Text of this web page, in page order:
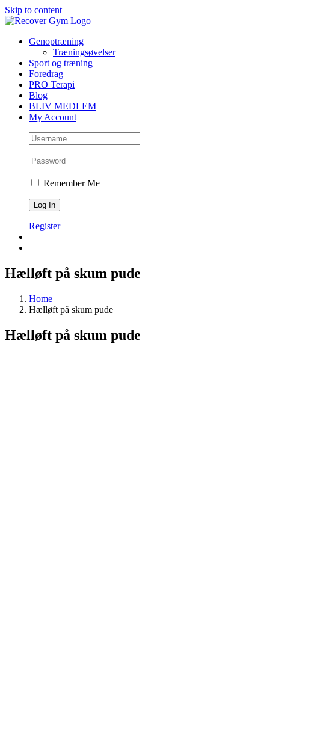
Skip to content
Genoptræning
Træningsøvelser
Sport og træning
Foredrag
PRO Terapi
Blog
BLIV MEDLEM
My Account
Remember Me
Register
Hælløft på skum pude
Home
Hælløft på skum pude
Hælløft på skum pude